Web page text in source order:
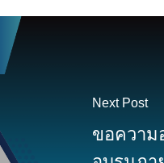
Next Post
ขอความ